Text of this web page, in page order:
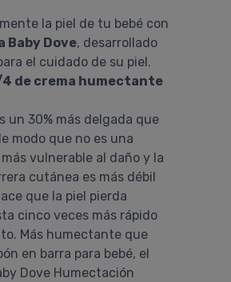
la piel de tu bebé con
Baby Dove, desarrollado
el cuidado de su piel.
de crema humectante
un 30% más delgada que
modo que no es una
vulnerable al daño y la
cutánea es más débil
que la piel pierda
cinco veces más rápido
Más humectante que
en barra para bebé, el
Dove Humectación